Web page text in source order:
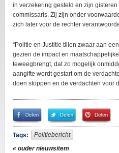
in verzekering gesteld en zijn
commissaris. Zij zijn onder
zich later voor de rechter
“Politie en Justitie tillen zwaar aan
gezien de impact en
teweegbrengt, dat zo mogelijk
aangifte wordt gestart om de
doen stoppen en de verdachten voor
Share
on
Facebook
Share
on
Twitter
Pin
It!
Tags:
Politiebericht
« ouder nieuwsitem